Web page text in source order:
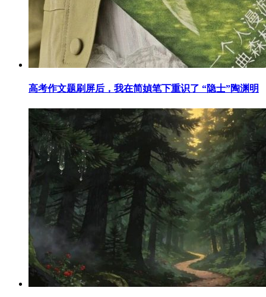
高考作文题刷屏后，我在简媜笔下重识了 “隐士”陶渊明